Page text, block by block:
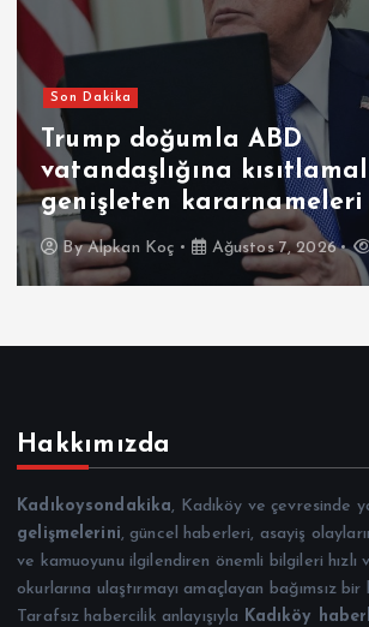
Son Dakika
Trump doğumla ABD
vatandaşlığına
genişleten kararnameleri
ByAlpkan Koç Ağustos 7, 2026
Hakkımızda
Kadıkoysondakika, Kadıköy ve çevresinde
gelişmelerini, güncel haberleri, asayiş
ve kamuoyunu ilgilendiren önemli bilgileri hızlı
okurlarına ulaştırmayı amaçlayan bağımsız
Tarafsız habercilik anlayışıyla Kadıköy